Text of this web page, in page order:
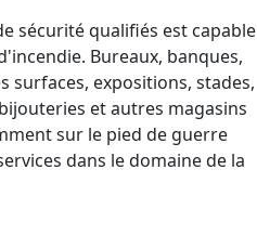
sécurité qualifiés est capable
Bureaux, banques,
surfaces, expositions, stades,
et autres magasins
sur le pied de guerre
dans le domaine de la